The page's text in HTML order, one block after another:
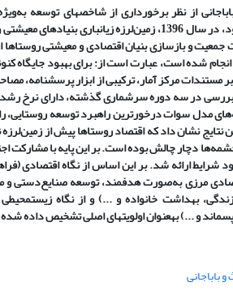
از نظر برخورداری از شاخص­های توسعه
زیرساختی، از محروم­ترین روستاهای کشور هستند. باوجود محرومیت­های موجود، در سال 1396،
و بازسازی بنیان اقتصادی و معیشتی روستاها از
شده است، عبارت است از: برای بهبود جایگاه
مستندات مرکز آمار، ترکیبی از ابزار پرسشنامه،
بر پایه یافته‌های مدل سوات درخورترین راهبرد توسعه
نشان داد که اقتصاد روستاها پیش از
و خشکیدن برخی چشمه‌ها دچار چالش بوده است. بر این پایه با
شرایط ارائه شد. بر این اساس از نگاه اقتصادی
مرزی به‌صورت هدفمند، توسعه صنایع‌دستی
بهداشت خانواده و ...) و از نگاه
و ...) به­عنوان اولویت­های اصلی تشخیص داده
و باباجانی